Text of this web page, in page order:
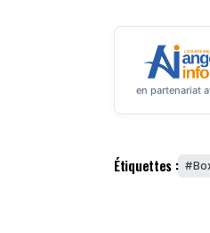
en partenariat
Étiquettes :